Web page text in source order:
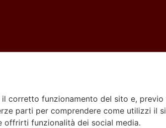
corretto funzionamento del sito e, previo
parti per comprendere come utilizzi il
offrirti funzionalità dei social media.